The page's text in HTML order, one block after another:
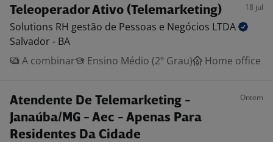
Teleoperador Ativo (Telemarketing) 18 jul
Solutions RH gestão de Pessoas e Negócios LTDA
Salvador - BA
A combinar
Ensino Médio (2º Grau) Home office
Atendente De Telemarketing -
Janaúba/MG - Aec - Apenas Para
Residentes Da Cidade
Ontem